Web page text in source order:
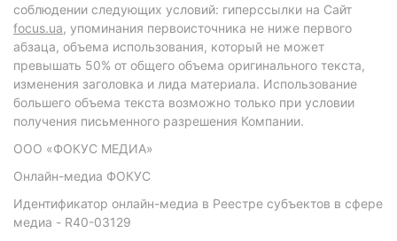
соблюдении следующих условий: гиперссылки на Сайт
focus.ua, упоминания первоисточника не ниже первого
абзаца, объема использования, который не может
превышать 50% от общего объема оригинального текста,
изменения заголовка и лида материала. Использование
большего объема текста возможно только при условии
получения письменного разрешения Компании.
ООО «ФОКУС МЕДИА»
Онлайн-медиа ФОКУС
Идентификатор онлайн-медиа в Реестре субъектов в сфере
медиа - R40-03129